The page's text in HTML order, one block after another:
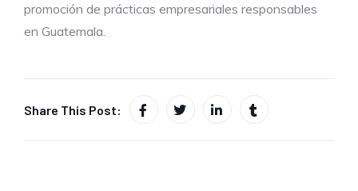
promoción de prácticas empresariales responsables
en Guatemala.
Share This Post: